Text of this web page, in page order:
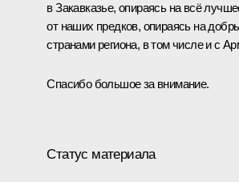
в Закавказье, опираясь на всё
от наших предков, опираясь на
странами региона, в том числе и с
Спасибо большое за внимание.
Статус материала